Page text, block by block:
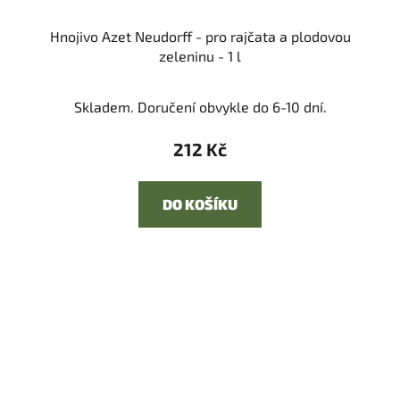
Hnojivo Azet Neudorff - pro rajčata a plodovou
zeleninu - 1 l
Skladem. Doručení obvykle do 6-10 dní.
212 Kč
DO KOŠÍKU